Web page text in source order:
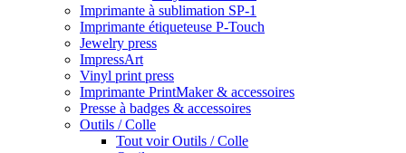
Imprimante à sublimation SP-1
Imprimante étiqueteuse P-Touch
Jewelry press
ImpressArt
Vinyl print press
Imprimante PrintMaker & accessoires
Presse à badges & accessoires
Outils / Colle
Tout voir Outils / Colle